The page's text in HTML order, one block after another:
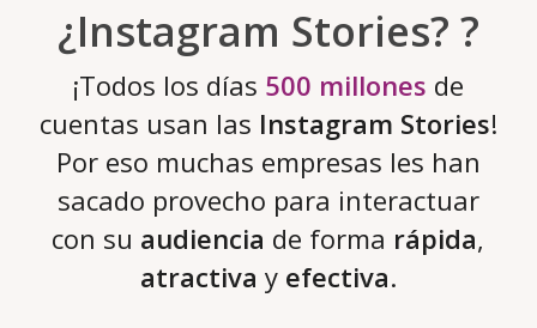
¿Instagram Stories? ?
¡Todos los días 500 millones de
cuentas usan las Instagram Stories!
Por eso muchas empresas les han
sacado provecho para interactuar
con su audiencia de forma rápida,
atractiva y efectiva.